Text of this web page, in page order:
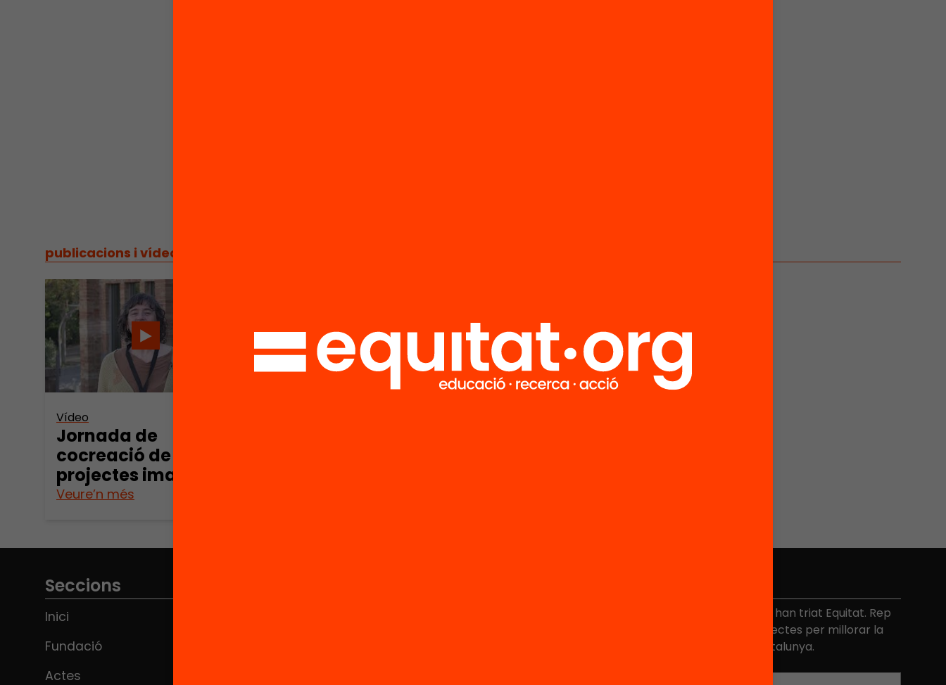
publicacions i vídeos
Vídeo
Jornada de
cocreació de
projectes imant
Veure’n més
Més de 40.000 persones ja han triat Equitat. Rep
iniciatives, propostes i projectes per millorar la
qualitat de l'educació a Catalunya.
Seccions
Inici
Fundació
Actes